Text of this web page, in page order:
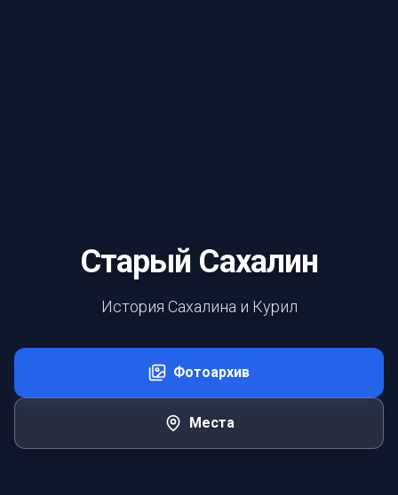
Старый Сахалин
История Сахалина и Курил
Фотоархив
Места